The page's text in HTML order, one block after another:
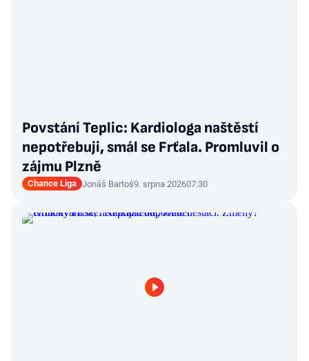
Povstání Teplic: Kardiologa naštěstí
nepotřebuji, smál se Frťala. Promluvil o
zájmu Plzně
Chance Liga Jonáš Bartoš9. srpna 202607:30